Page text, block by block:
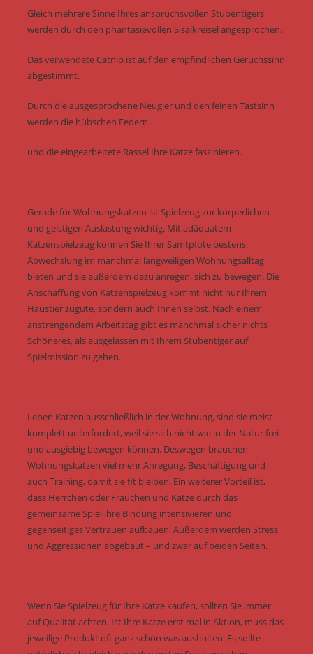
Gleich mehrere Sinne Ihres anspruchsvollen Stubentigers
werden durch den phantasievollen Sisalkreisel angesprochen.
Das verwendete Catnip ist auf den empfindlichen Geruchssinn
abgestimmt.
Durch die ausgesprochene Neugier und den feinen Tastsinn
werden die hübschen Federn
und die eingearbeitete Rassel Ihre Katze faszinieren.
Gerade für Wohnungskatzen ist Spielzeug zur körperlichen
und geistigen Auslastung wichtig. Mit adäquatem
Katzenspielzeug können Sie Ihrer Samtpfote bestens
Abwechslung im manchmal langweiligen Wohnungsalltag
bieten und sie außerdem dazu anregen, sich zu bewegen. Die
Anschaffung von Katzenspielzeug kommt nicht nur Ihrem
Haustier zugute, sondern auch Ihnen selbst. Nach einem
anstrengendem Arbeitstag gibt es manchmal sicher nichts
Schöneres, als ausgelassen mit Ihrem Stubentiger auf
Spielmission zu gehen.
Leben Katzen ausschließlich in der Wohnung, sind sie meist
komplett unterfordert, weil sie sich nicht wie in der Natur frei
und ausgiebig bewegen können. Deswegen brauchen
Wohnungskatzen viel mehr Anregung, Beschäftigung und
auch Training, damit sie fit bleiben. Ein weiterer Vorteil ist,
dass Herrchen oder Frauchen und Katze durch das
gemeinsame Spiel ihre Bindung intensivieren und
gegenseitiges Vertrauen aufbauen. Außerdem werden Stress
und Aggressionen abgebaut – und zwar auf beiden Seiten.
Wenn Sie Spielzeug für Ihre Katze kaufen, sollten Sie immer
auf Qualität achten. Ist Ihre Katze erst mal in Aktion, muss das
jeweilige Produkt oft ganz schön was aushalten. Es sollte